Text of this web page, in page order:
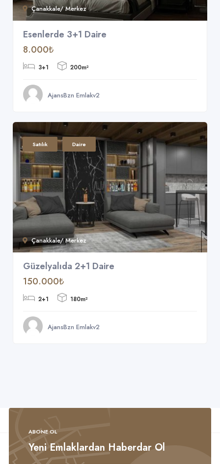
Çanakkale/ Merkez
Esenlerde 3+1 Daire
8.000₺
3+1 200m²
AjansBzn Emlakv2
Çanakkale/ Merkez
Satılık Daire
Güzelyalıda 2+1 Daire
150.000₺
2+1 180m²
AjansBzn Emlakv2
ABONE OL
Yeni Emlaklardan Haberdar Ol